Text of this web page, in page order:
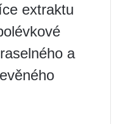
extraktu
a